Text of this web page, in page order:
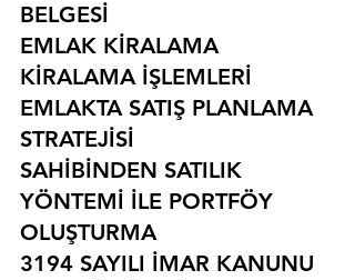
BELGESİ
EMLAK KİRALAMA
KİRALAMA İŞLEMLERİ
EMLAKTA SATIŞ PLANLAMA
STRATEJİSİ
SAHİBİNDEN SATILIK
YÖNTEMİ İLE PORTFÖY
OLUŞTURMA
3194 SAYILI İMAR KANUNU